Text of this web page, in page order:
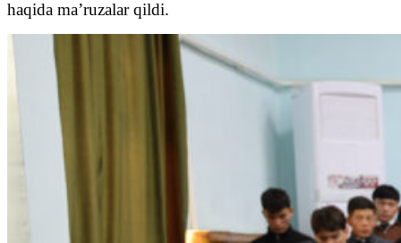
haqida ma’ruzalar qildi.